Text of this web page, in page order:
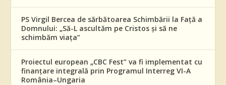
PS Virgil Bercea de sărbătoarea Schimbării la Față a
Domnului: „Să-L ascultăm pe Cristos și să ne
schimbăm viața”
Proiectul european „CBC Fest” va fi implementat cu
finanțare integrală prin Programul Interreg VI-A
România–Ungaria